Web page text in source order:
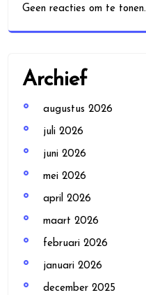
Geen reacties om te tonen.
Archief
augustus 2026
juli 2026
juni 2026
mei 2026
april 2026
maart 2026
februari 2026
januari 2026
december 2025